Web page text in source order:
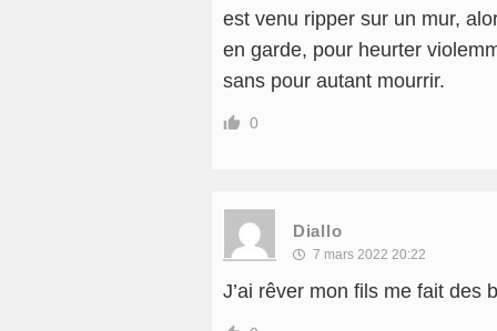
est venu ripper sur un mur,
en garde, pour heurter
sans pour autant mourrir.
0
Diallo
7 mars 2022 20:22
J’ai rêver mon fils me fait des